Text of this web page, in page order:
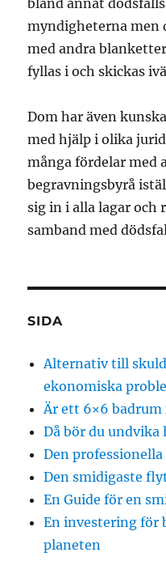
bland annat
myndigheterna men
med andra
fyllas i och skickas
Dom har även
med hjälp i olika
många fördelar med
begravningsbyrå
sig in i alla lagar och
samband med
SIDA
Alternativ till
ekonomiska
Är ett 6×6
Då bör du undvika
Den
Den smidigaste
En Guide för en
En investering för
planeten